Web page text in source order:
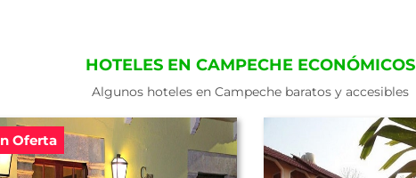
HOTELES EN CAMPECHE ECONÓMICOS
Algunos hoteles en Campeche baratos y accesibles
Oferta